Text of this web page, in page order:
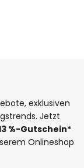
exklusiven
Jetzt
%-Gutschein*
Onlineshop